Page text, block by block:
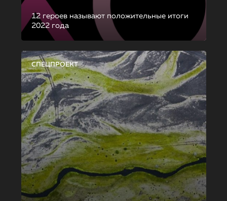
12 героев называют положительные итоги
2022 года
СПЕЦПРОЕКТ